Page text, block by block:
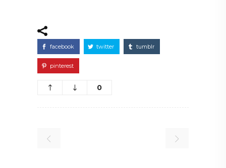
facebook twitter tumblr
pinterest
0